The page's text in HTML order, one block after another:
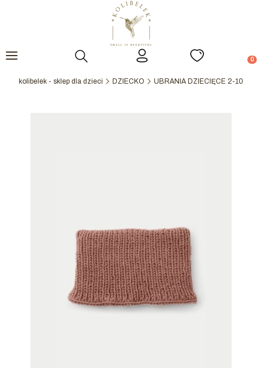
Otwórz wyszukiwarkę
kolibelek - sklep dla dzieci DZIECKO UBRANIA DZIECIĘCE 2-10Y